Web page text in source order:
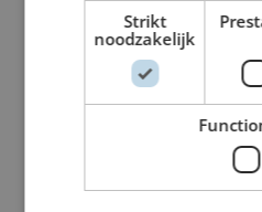
Strikt
noodzakelijk